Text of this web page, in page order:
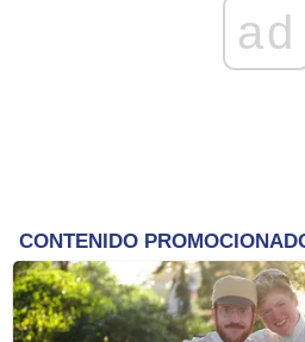
ad